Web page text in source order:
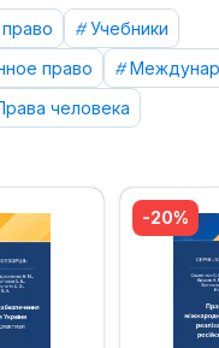
Учебники
право
человека
-20%